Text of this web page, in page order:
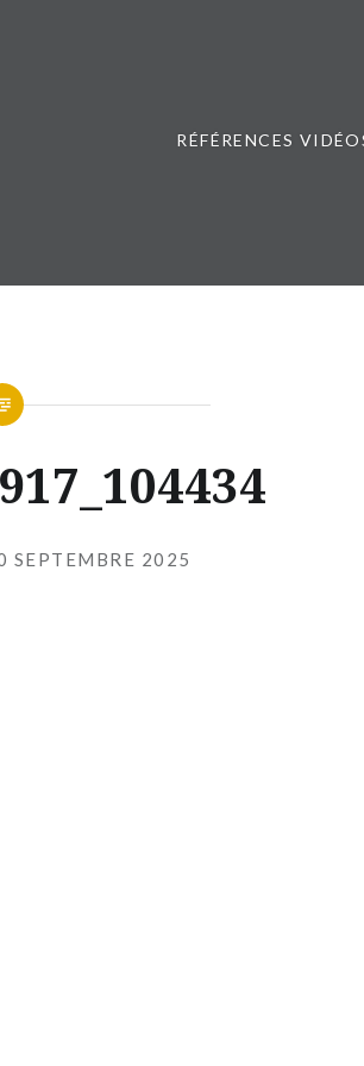
RÉFÉRENCES
SEPTEMBRE 2025